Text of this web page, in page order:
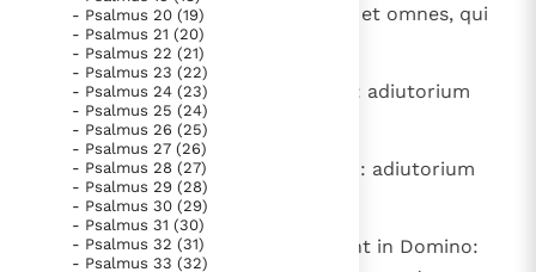
een taak"
Paus in Pavia: St. Augustinus toont ons de noodzaak om
"naar het innerlijk" toe te keren.
RK Documenten stelt heel veel belangrijke
kerkelijke documenten van de Rooms
Katholieke Kerk in het Nederlands beschikbaar
en is volledig afhankelijk van donaties.
Ik help mee!
- Psalmus 20 (19)
- Psalmus 21 (20)
- Psalmus 22 (21)
- Psalmus 23 (22)
- Psalmus 24 (23)
- Psalmus 25 (24)
- Psalmus 26 (25)
- Psalmus 27 (26)
- Psalmus 28 (27)
- Psalmus 29 (28)
- Psalmus 30 (29)
- Psalmus 31 (30)
- Psalmus 32 (31)
- Psalmus 33 (32)
Similes illis erunt, qui faciunt ea, et omnes, qui
confidunt in eis.
Domus Israel speravit in Domino: adiutorium
eorum et scutum eorum est.
Domus Aaron speravit in Domino: adiutorium
eorum et scutum eorum est.
Qui timent Dominum, speraverunt in Domino: